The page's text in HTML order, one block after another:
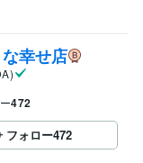
幸せ店
472
フォロー472